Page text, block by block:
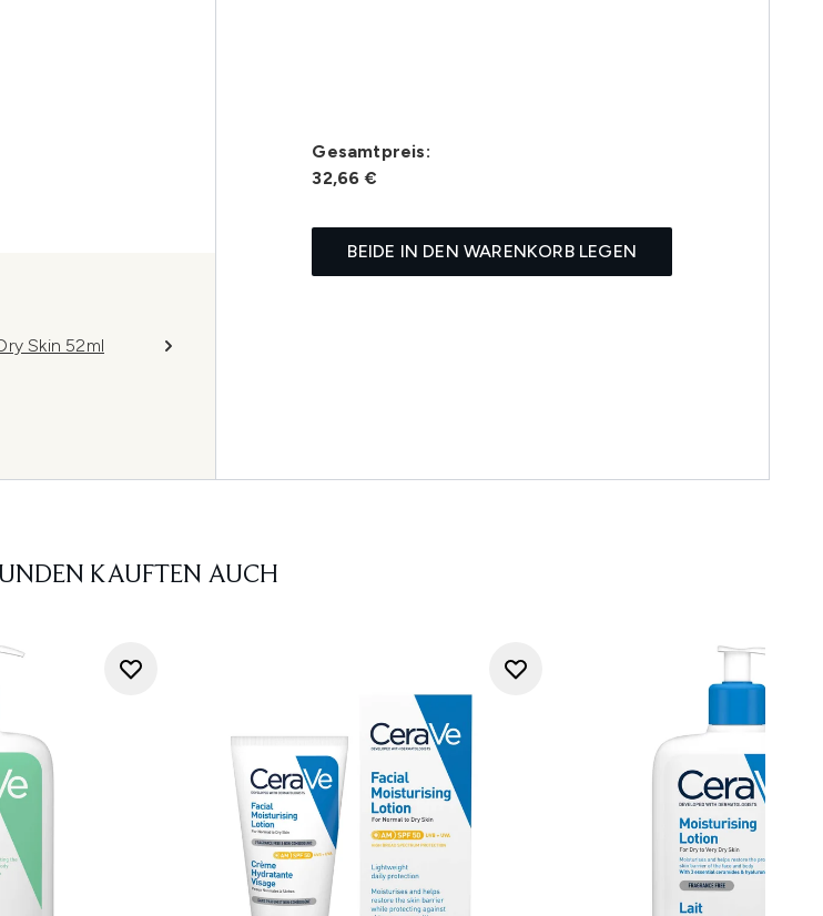
Skin 52ml
Gesamtpreis:
32,66 €
BEIDE IN DEN WARENKORB LEGEN
KAUFTEN AUCH